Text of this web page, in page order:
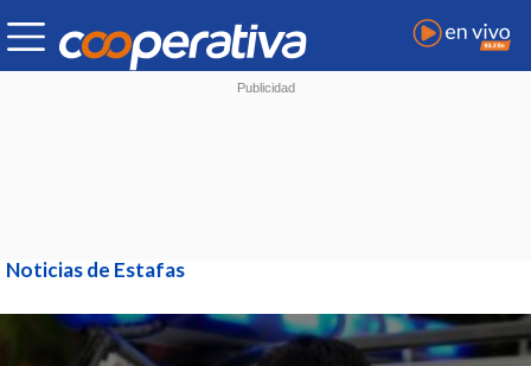
Noticias de Estafas